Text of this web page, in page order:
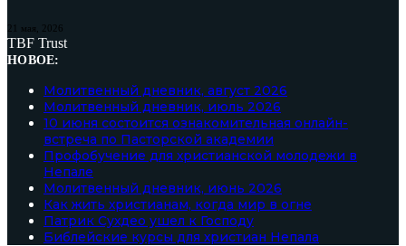
21 мая, 2026
TBF Trust
НОВОЕ:
Молитвенный дневник, август 2026
Молитвенный дневник, июль 2026
10 июня состоится ознакомительная онлайн-
встреча по Пасторской академии
Профобучение для христианской молодежи в
Непале
Молитвенный дневник, июнь 2026
Как жить христианам, когда мир в огне
Патрик Сухдео ушел к Господу
Библейские курсы для христиан Непала